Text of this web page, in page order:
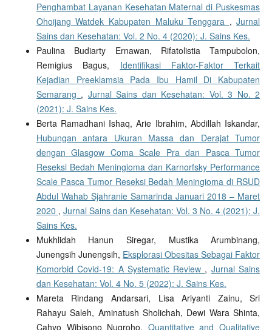
Penghambat Layanan Kesehatan Maternal di Puskesmas
Ohoijang Watdek Kabupaten Maluku Tenggara ,Jurnal
Sains dan Kesehatan: Vol. 2 No. 4 (2020): J. Sains Kes.
Paulina Budiarty Ernawan, Rifatolistia Tampubolon,
Remigius Bagus, Identifikasi Faktor-Faktor Terkait
Kejadian Preeklamsia Pada Ibu Hamil Di Kabupaten
Semarang , Jurnal Sains dan Kesehatan: Vol. 3 No. 2
(2021): J. Sains Kes.
Berta Ramadhani Ishaq, Arie Ibrahim, Abdillah Iskandar,
Hubungan antara Ukuran Massa dan Derajat Tumor
dengan Glasgow Coma Scale Pra dan Pasca Tumor
Reseksi Bedah Meningioma dan Karnorfsky Performance
Scale Pasca Tumor Reseksi Bedah Meningioma di RSUD
Abdul Wahab Sjahranie Samarinda Januari 2018 – Maret
2020 , Jurnal Sains dan Kesehatan: Vol. 3 No. 4 (2021): J.
Sains Kes.
Mukhlidah Hanun Siregar, Mustika Arumbinang,
Junengsih Junengsih, Eksplorasi Obesitas Sebagai Faktor
Komorbid Covid-19: A Systematic Review , Jurnal Sains
dan Kesehatan: Vol. 4 No. 5 (2022): J. Sains Kes.
Mareta Rindang Andarsari, Lisa Ariyanti Zainu, Sri
Rahayu Saleh, Aminatush Sholichah, Dewi Wara Shinta,
Cahyo Wibisono Nugroho, Quantitative and Qualitative